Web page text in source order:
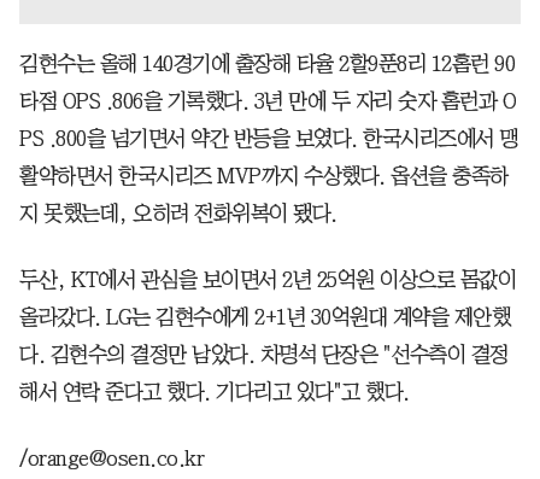
김현수는 올해 140경기에 출장해 타율 2할9푼8리 12홈런 90
타점 OPS .806을 기록했다. 3년 만에 두 자리 숫자 홈런과 O
PS .800을 넘기면서 약간 반등을 보였다. 한국시리즈에서 맹
활약하면서 한국시리즈 MVP까지 수상했다. 옵션을 충족하
지 못했는데, 오히려 전화위복이 됐다.
두산, KT에서 관심을 보이면서 2년 25억원 이상으로 몸값이
올라갔다. LG는 김현수에게 2+1년 30억원대 계약을 제안했
다. 김현수의 결정만 남았다. 차명석 단장은 "선수측이 결정
해서 연락 준다고 했다. 기다리고 있다"고 했다.
/orange@osen.co.kr